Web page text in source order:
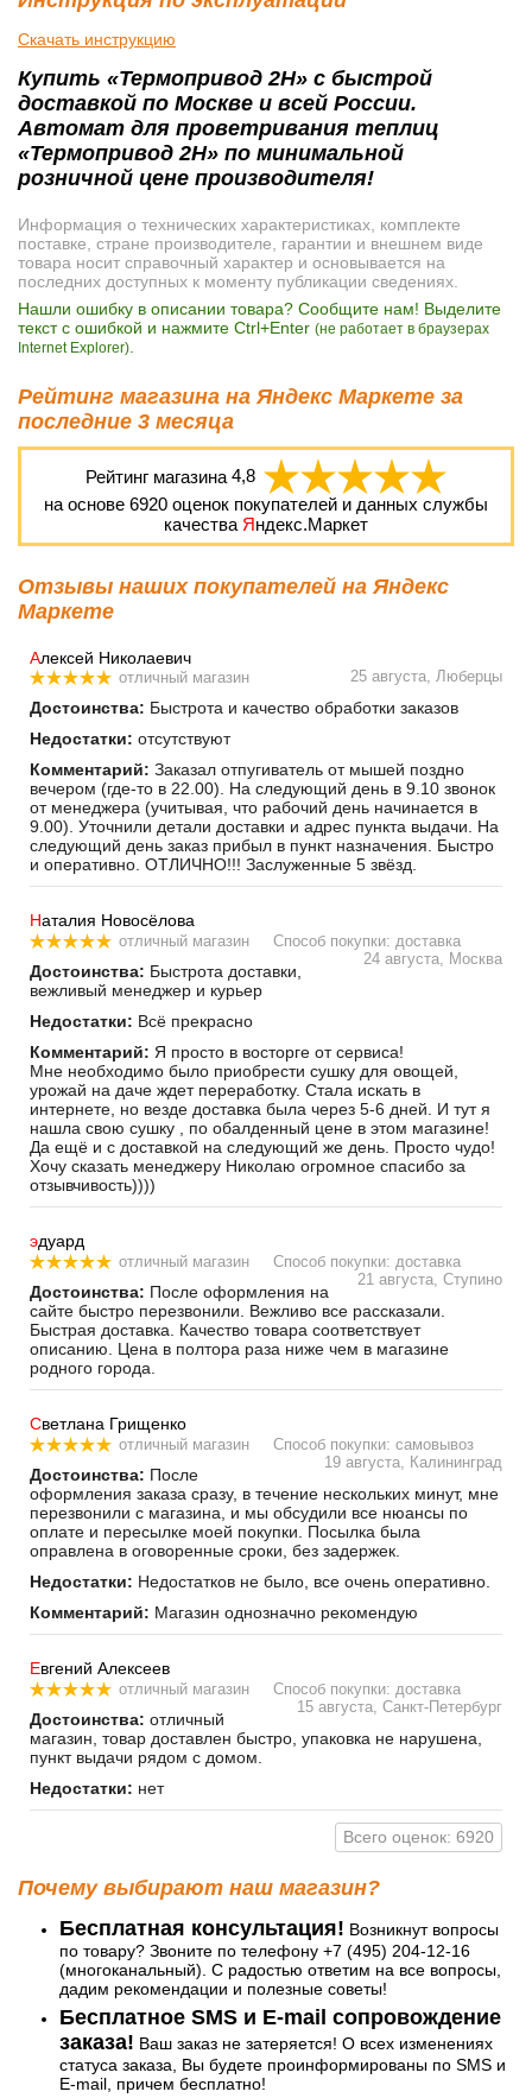
Скачать инструкцию
Купить «Термопривод 2Н» с быстрой
доставкой по Москве и всей России.
Автомат для проветривания теплиц
«Термопривод 2Н» по минимальной
розничной цене производителя!
Информация о технических характеристиках, комплекте
поставке, стране производителе, гарантии и внешнем виде
товара носит справочный характер и основывается на
последних доступных к моменту публикации сведениях.
Нашли ошибку в описании товара? Сообщите нам! Выделите
текст с ошибкой и нажмите Ctrl+Enter (не работает в браузерах
Internet Explorer)
Рейтинг магазина на Яндекс Маркете за
последние 3 месяца
Рейтинг магазина 4,8
на основе 6920 оценок покупателей и данных службы
качества Яндекс.Маркет
Отзывы наших покупателей на Яндекс
Маркете
Алексей Николаевич
отличный магазин 25 августа, Люберцы
Достоинства: Быстрота и качество обработки заказов
Недостатки: отсутствуют
Комментарий: Заказал отпугиватель от мышей поздно
вечером (где-то в 22.00). На следующий день в 9.10 звонок
от менеджера (учитывая, что рабочий день начинается в
9.00). Уточнили детали доставки и адрес пункта выдачи. На
следующий день заказ прибыл в пункт назначения. Быстро
и оперативно. ОТЛИЧНО!!! Заслуженные 5 звёзд.
Наталия Новосёлова
отличный магазин
Способ покупки: доставка
24 августа, Москва
Достоинства: Быстрота доставки,
вежливый менеджер и курьер
Недостатки: Всё прекрасно
Комментарий: Я просто в восторге от сервиса!
Мне необходимо было приобрести сушку для овощей,
урожай на даче ждет переработку. Стала искать в
интернете, но везде доставка была через 5-6 дней. И тут я
нашла свою сушку , по обалденный цене в этом магазине!
Да ещё и с доставкой на следующий же день. Просто чудо!
Хочу сказать менеджеру Николаю огромное спасибо за
отзывчивость))))
эдуард
отличный магазин
Способ покупки: доставка
21 августа, Ступино
Достоинства: После оформления на
сайте быстро перезвонили. Вежливо все рассказали.
Быстрая доставка. Качество товара соответствует
описанию. Цена в полтора раза ниже чем в магазине
родного города.
Светлана Грищенко
отличный магазин
Способ покупки: самовывоз
19 августа, Калининград
Достоинства: После
оформления заказа сразу, в течение нескольких минут, мне
перезвонили с магазина, и мы обсудили все нюансы по
оплате и пересылке моей покупки. Посылка была
оправлена в оговоренные сроки, без задержек.
Недостатки: Недостатков не было, все очень оперативно.
Комментарий: Магазин однозначно рекомендую
Евгений Алексеев
отличный магазин
Способ покупки: доставка
15 августа, Санкт-Петербург
Достоинства: отличный
магазин, товар доставлен быстро, упаковка не нарушена,
пункт выдачи рядом с домом.
Недостатки: нет
Всего оценок: 6920
Почему выбирают наш магазин?
Бесплатная консультация! Возникнут вопросы
по товару? Звоните по телефону +7 (495) 204-12-16
(многоканальный). С радостью ответим на все вопросы,
дадим рекомендации и полезные советы!
Бесплатное SMS и E-mail сопровождение
заказа! Ваш заказ не затеряется! О всех изменениях
статуса заказа, Вы будете проинформированы по SMS и
E-mail, причем бесплатно!